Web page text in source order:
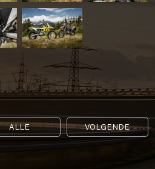
Twitter
ALLE VOLGENDE